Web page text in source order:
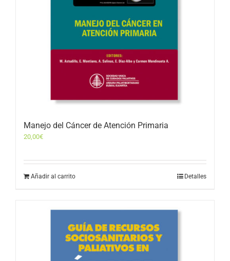
Manejo del Cáncer de Atención Primaria
20,00€
Añadir al carrito Detalles